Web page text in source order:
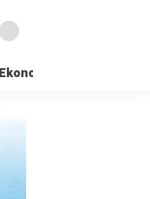
Ekonomi
Manajemen Stres dan